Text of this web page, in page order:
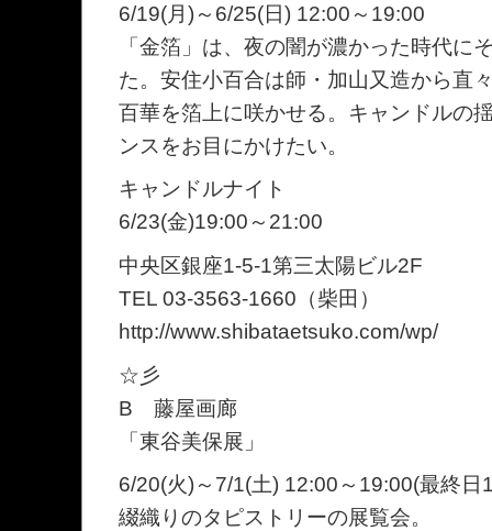
6/19(月)～6/25(日) 12:00～19:00
「金箔」は、夜の闇が濃かった時代に
た。安住小百合は師・加山又造から直
百華を箔上に咲かせる。キャンドルの
ンスをお目にかけたい。
キャンドルナイト
6/23(金)19:00～21:00
中央区銀座1-5-1第三太陽ビル2F
TEL 03-3563-1660（柴田）
http://www.shibataetsuko.com/wp/
☆彡
B 藤屋画廊
「東谷美保展」
6/20(火)～7/1(土) 12:00～19:00(最終日
綴織りのタピストリーの展覧会。